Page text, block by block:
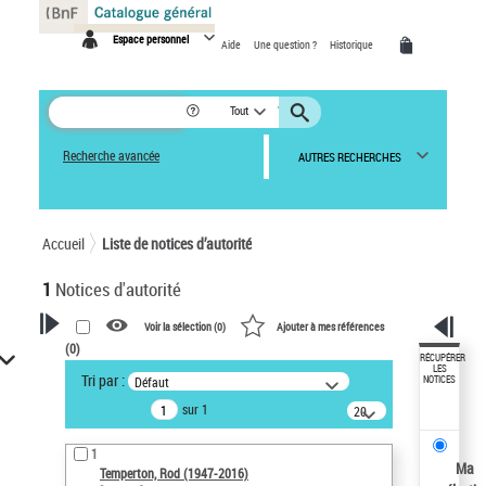
Espace personnel Aide Une question ? Historique
Tout
Recherche avancée AUTRES RECHERCHES
Accueil Liste de notices d’autorité
1 Notices d'autorité
VOTRE RECHERCHE
Recherche avancée dans les
notices d’autorité
Œuvres liées à l'auteur :
Temperton, Rod (1947-2016)
Voir la sélection (0) Ajouter à mes références
(0)
Tri par : Défaut
sur 1
20
résultats/page
1
Temperton, Rod (1947-2016)
RÉCUPÉRER
LES
NOTICES
Ma
Panneau de gestion des cookies